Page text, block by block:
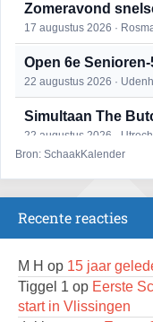
Zomeravond
17 augustus 2026 ·
Open 6e
22 augustus 2026 ·
Simultaan The
22 augustus 2026 ·
2e Utrechts
Open
25 augustus 2026 ·
Bron: SchaakKalender
Recente reacties
M H op 15 jaar
Tiggel 1 op Eerste
start in Vlissingen